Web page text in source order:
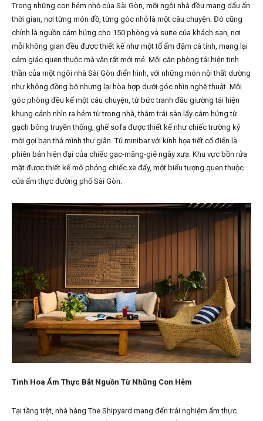
Trong những con hẻm nhỏ của Sài Gòn, mỗi ngôi nhà đều mang dấu ấn
thời gian, nơi từng món đồ, từng góc nhỏ là một câu chuyện. Đó cũng
chính là nguồn cảm hứng cho 150 phòng và suite của khách sạn, nơi
mỗi không gian đều được thiết kế như một tổ ấm đậm cá tính, mang lại
cảm giác quen thuộc mà vẫn rất mới mẻ. Mỗi căn phòng tái hiện tinh
thần của một ngôi nhà Sài Gòn điển hình, với những món nội thất dường
như không đồng bộ nhưng lại hòa hợp dưới góc nhìn nghệ thuật. Mỗi
góc phòng đều kể một câu chuyện, từ bức tranh đầu giường tái hiện
khung cảnh nhìn ra hẻm từ trong nhà, thảm trải sàn lấy cảm hứng từ
gạch bông truyền thống, ghế sofa được thiết kế như chiếc trường kỷ
mời gọi bạn thả mình thư giãn. Tủ minibar với kính họa tiết cổ điển là
phiên bản hiện đại của chiếc gạc-măng-giê ngày xưa. Khu vực bồn rửa
mặt được thiết kế mô phỏng chiếc xe đẩy, một biểu tượng quen thuộc
của ẩm thực đường phố Sài Gòn.
Tinh Hoa Ẩm Thực Bắt Nguồn Từ Những Con Hẻm
Tại tầng trệt, nhà hàng The Shipyard mang đến trải nghiệm ẩm thực